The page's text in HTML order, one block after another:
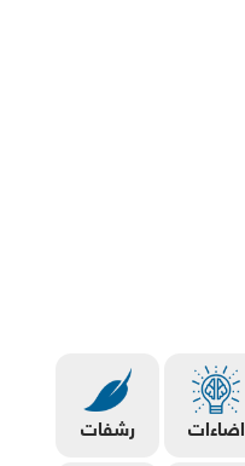
اضاءات رشفات